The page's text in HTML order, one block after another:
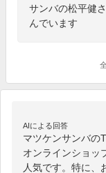
サンバの松平健
んでいます
AIによる回答
マツケンサンバの
オンラインショッ
人気です。特に、